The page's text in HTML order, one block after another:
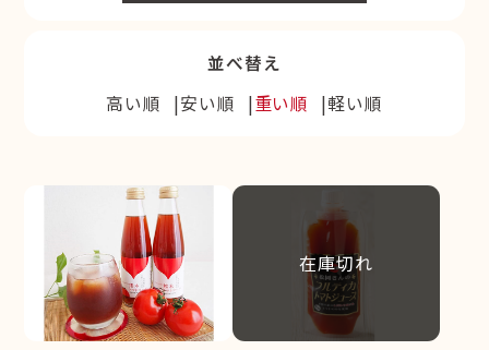
並べ替え
高い順
安い順 重い順 軽い順
在庫切れ